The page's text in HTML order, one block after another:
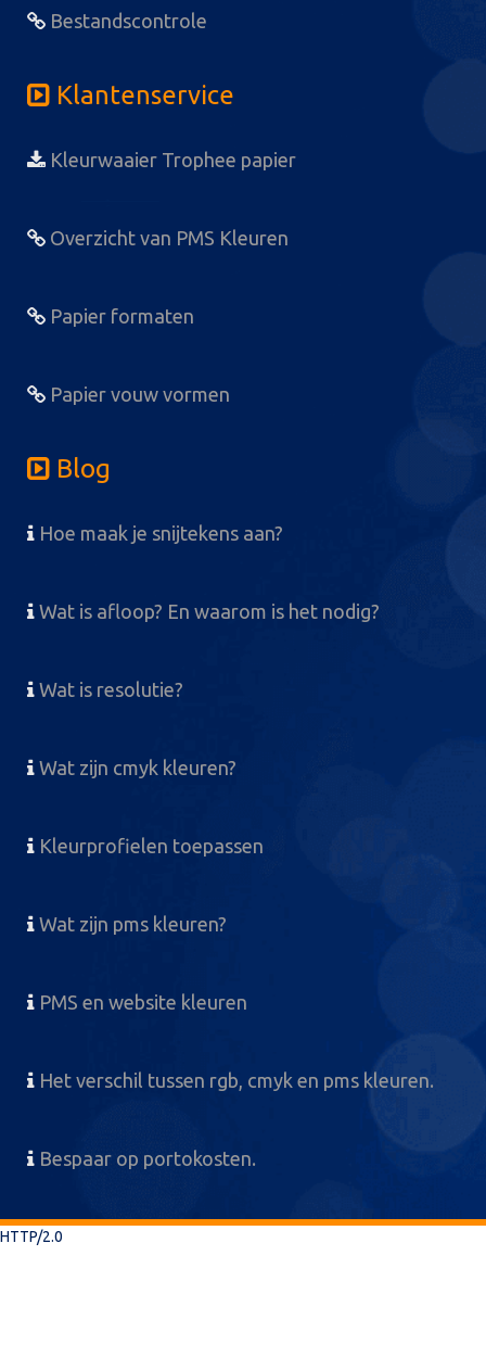
Bestandscontrole
Klantenservice
Kleurwaaier Trophee papier
Overzicht van PMS Kleuren
Papier formaten
Papier vouw vormen
Blog
Hoe maak je snijtekens aan?
Wat is afloop? En waarom is het nodig?
Wat is resolutie?
Wat zijn cmyk kleuren?
Kleurprofielen toepassen
Wat zijn pms kleuren?
PMS en website kleuren
Het verschil tussen rgb, cmyk en pms kleuren.
Bespaar op portokosten.
HTTP/2.0